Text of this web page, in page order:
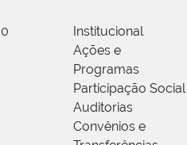
Institucional
Ações e
Programas
Participação Social
Auditorias
Convênios e